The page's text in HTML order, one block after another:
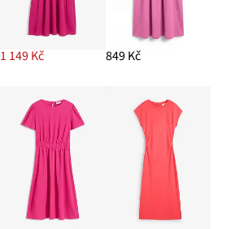
1 149 Kč 849 Kč